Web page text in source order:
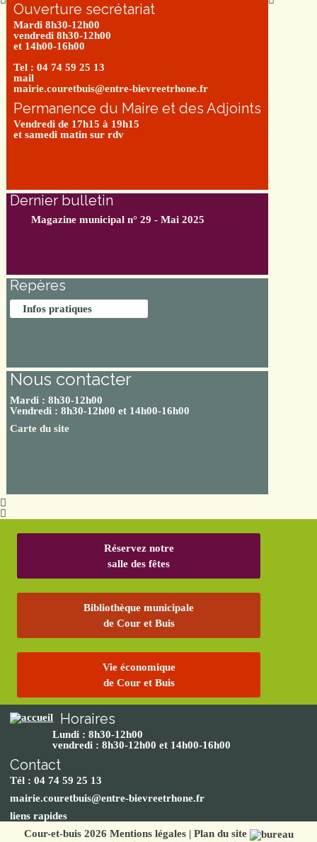
Ouverture secrétariat
Mardi 8h30-12h00
vendredi 8h30-12h00
et 14h00-16h00
Tel : 04 74 59 25 13
mail
mairie.couretbuis@entre-bievreetrhone.fr
Permanence du Maire et des Adjoints
Vendredi de 17h15 à 19h15
et samedi matin sur rdv
Dernier bulletin
Magazine municipal n° 29 - Mai 2025
Repères
Infos pratiques
Nous contacter
Mardi : 8h30-12h00
Vendredi : 8h30-12h00 et 14h00-16h00
Carte du site
Réservez notre
salle des fêtes
Bibliothèque municipale
de Cour et Buis
Vie économique
de Cour et Buis
Horaires
Lundi : 8h30-12h00
vendredi : 8h30-12h00 et 14h00-16h00
Contact
Tél : 04 74 59 25 13
mairie.couretbuis@entre-bievreetrhone.fr
liens rapides
Cour-et-buis 2026 Mentions légales| Plan du site